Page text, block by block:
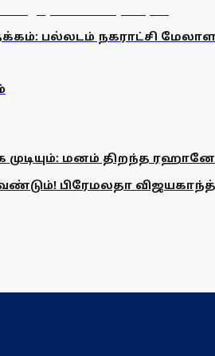
பல்லடம் நகராட்சி
மனம் திறந்த ரஹானே |
பிரேமலதா விஜயகாந்த்